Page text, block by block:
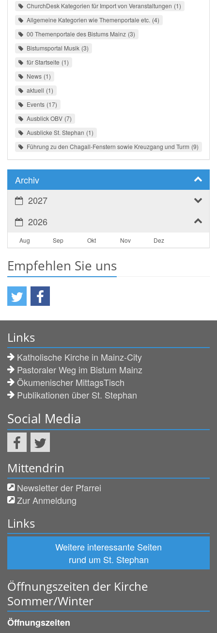
ChurchDesk Kategorien für Import von Veranstaltungen 1
Allgemeine Kategorien wie Themenportale etc. 4
00 Themenportale des Bistums Mainz 3
Bistumsportal Musik 3
für Startseite 1
News 1
aktuell 1
Events 17
Ausblick OBV 7
Ausblicke St. Stephan 1
Führung zu den Chagall-Fenstern sowie Kreuzgang und Turm 9
Archiv
2027
2026
Aug Sep Okt Nov Dez
Empfehlen Sie uns
Links
Katholische Kirche in Mainz-City
Pastoraler Weg im Bistum Mainz
Ökumenischer MittagsTisch
Publikationen über St. Stephan
Social Media
Mittendrin
Newsletter der Pfarrei
Zur Anmeldung
Links
Weitere interessante Seiten
rund um St. Stephan
Öffnungszeiten der Kirche
Sommer/Winter
Öffnungszeiten